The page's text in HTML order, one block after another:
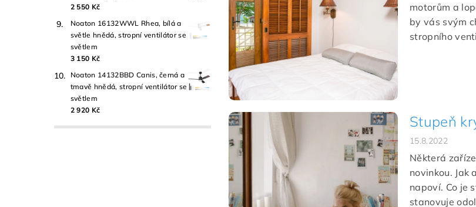
2 550 Kč
Noaton 16132WWL Rhea, bílá a
světle hnědá, stropní ventilátor se
světlem
3 150 Kč
Noaton 14132BBD Canis, černá a
tmavě hnědá, stropní ventilátor se
světlem
2 920 Kč
motorům a
by vás svým
stropního
Stupeň
15.8.2022
Některá
novinkou. Jak
napoví. Co je
stanovuje